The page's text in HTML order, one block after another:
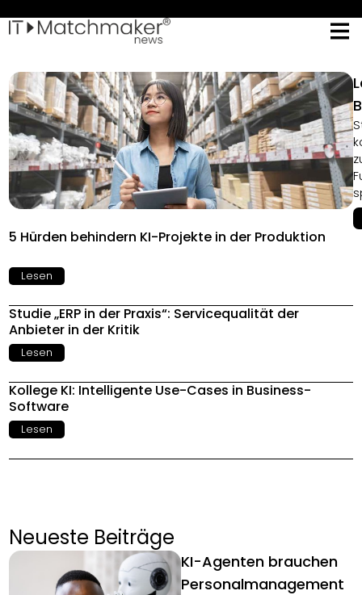
5 Hürden behindern KI-Projekte in der Produktion
Lesen
Studie „ERP in der Praxis“: Servicequalität der
Anbieter in der Kritik
Lesen
Kollege KI: Intelligente Use-Cases in Business-
Software
Lesen
Neueste Beiträge
KI-Agenten brauchen
Personalmanagement